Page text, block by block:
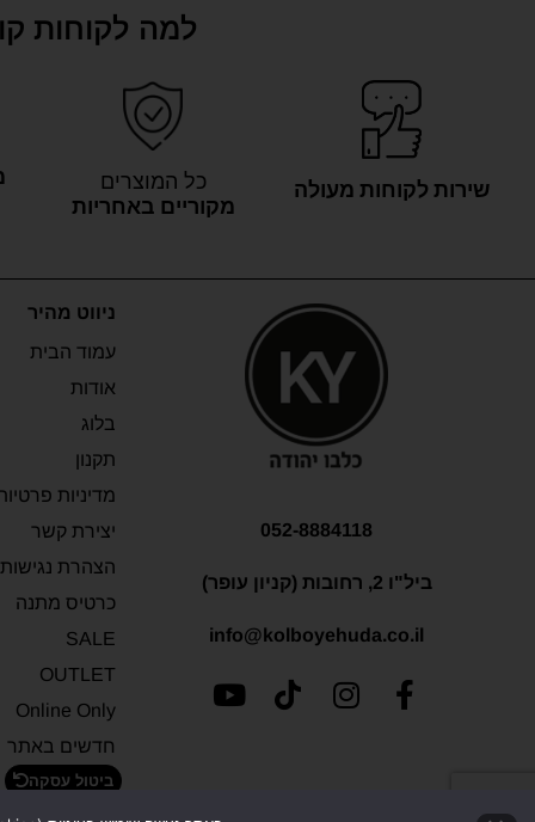
למה לקוחות
שירות לקוחות מעולה
כל המוצרים
מקוריים באחריות
052-8884118
ביל"ו 2, רחובות (קניון עופר)
info@kolboyehuda.co.il
ניווט מהיר
עמוד הבית
אודות
בלוג
תקנון
מדיניות
יצירת קשר
הצהרת נגישות
כרטיס מתנה
SALE
OUTLET
Online Only
חדשים באתר
ביטול עסקה